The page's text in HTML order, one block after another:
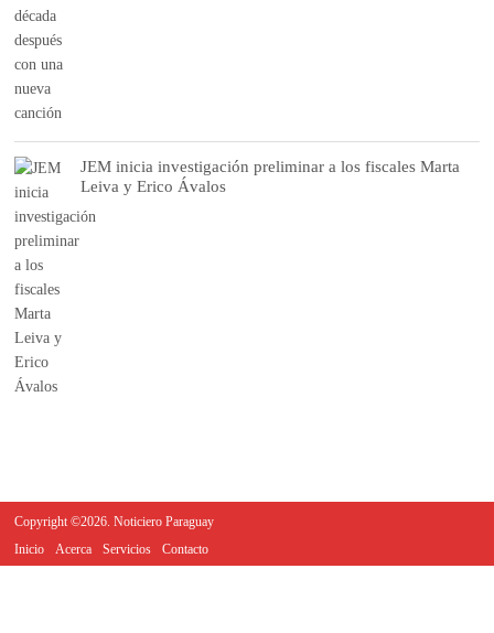
JEM inicia investigación preliminar a los fiscales Marta
Leiva y Erico Ávalos
Copyright ©2026. Noticiero Paraguay
Inicio
Acerca Servicios Contacto